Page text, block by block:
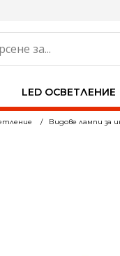
LED ОСВЕТЛЕНИЕ
Видове лампи за